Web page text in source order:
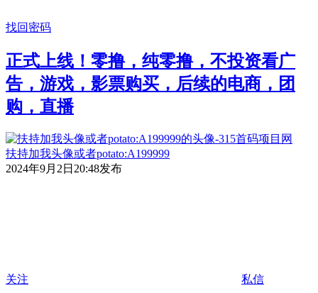
找回密码
正式上线！零撸，纯零撸，不投资看广
告，游戏，影票购买，后续的电商，团
购，直播
扶持加我头像或者potato:A199999
2024年9月2日20:48发布
关注 私信